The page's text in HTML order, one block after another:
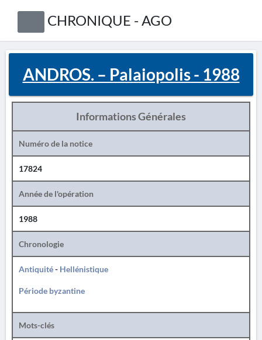
CHRONIQUE - AGO
ANDROS. – Palaiopolis - 1988
Informations Générales
Numéro de la notice
17824
Année de l'opération
1988
Chronologie
Antiquité- Hellénistique
Période byzantine
Mots-clés